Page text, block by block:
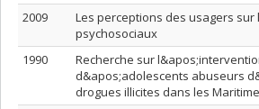
2009
Les perceptions des usagers sur
psychosociaux
1990
Recherche sur
d&apos;adolescents abuseurs
drogues illicites dans les